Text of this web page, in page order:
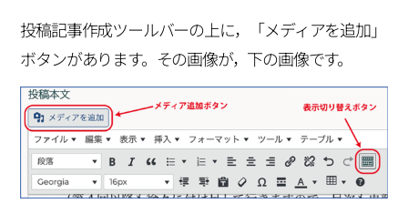
投稿記事作成ツールバーの上に，「メディアを追加」
ボタンがあります。その画像が，下の画像です。